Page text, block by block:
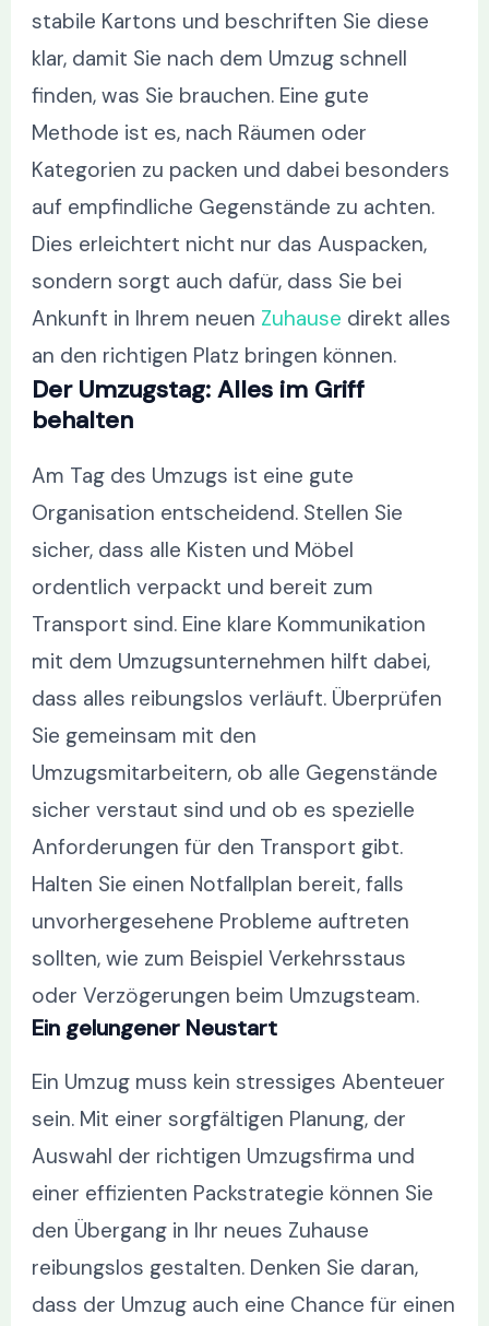
stabile Kartons und beschriften Sie diese
klar, damit Sie nach dem Umzug schnell
finden, was Sie brauchen. Eine gute
Methode ist es, nach Räumen oder
Kategorien zu packen und dabei besonders
auf empfindliche Gegenstände zu achten.
Dies erleichtert nicht nur das Auspacken,
sondern sorgt auch dafür, dass Sie bei
Ankunft in Ihrem neuen Zuhause direkt alles
an den richtigen Platz bringen können.
Der Umzugstag: Alles im Griff
behalten
Am Tag des Umzugs ist eine gute
Organisation entscheidend. Stellen Sie
sicher, dass alle Kisten und Möbel
ordentlich verpackt und bereit zum
Transport sind. Eine klare Kommunikation
mit dem Umzugsunternehmen hilft dabei,
dass alles reibungslos verläuft. Überprüfen
Sie gemeinsam mit den
Umzugsmitarbeitern, ob alle Gegenstände
sicher verstaut sind und ob es spezielle
Anforderungen für den Transport gibt.
Halten Sie einen Notfallplan bereit, falls
unvorhergesehene Probleme auftreten
sollten, wie zum Beispiel Verkehrsstaus
oder Verzögerungen beim Umzugsteam.
Ein gelungener Neustart
Ein Umzug muss kein stressiges Abenteuer
sein. Mit einer sorgfältigen Planung, der
Auswahl der richtigen Umzugsfirma und
einer effizienten Packstrategie können Sie
den Übergang in Ihr neues Zuhause
reibungslos gestalten. Denken Sie daran,
dass der Umzug auch eine Chance für einen